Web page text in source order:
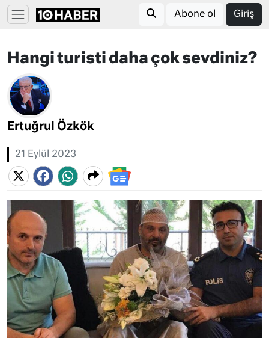
Abone ol Giriş
Hangi turisti daha çok sevdiniz?
Ertuğrul Özkök
21 Eylül 2023